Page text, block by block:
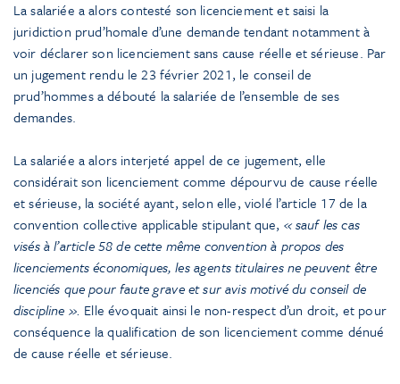
La salariée a alors contesté son licenciement et saisi la
juridiction prud’homale d’une demande tendant notamment à
voir déclarer son licenciement sans cause réelle et sérieuse. Par
un jugement rendu le 23 février 2021, le conseil de
prud’hommes a débouté la salariée de l’ensemble de ses
demandes.
La salariée a alors interjeté appel de ce jugement, elle
considérait son licenciement comme dépourvu de cause réelle
et sérieuse, la société ayant, selon elle, violé l’article 17 de la
convention collective applicable stipulant que, « sauf les cas
visés à l’article 58 de cette même convention à propos des
licenciements économiques, les agents titulaires ne peuvent être
licenciés que pour faute grave et sur avis motivé du conseil de
discipline ». Elle évoquait ainsi le non-respect d’un droit, et pour
conséquence la qualification de son licenciement comme dénué
de cause réelle et sérieuse.